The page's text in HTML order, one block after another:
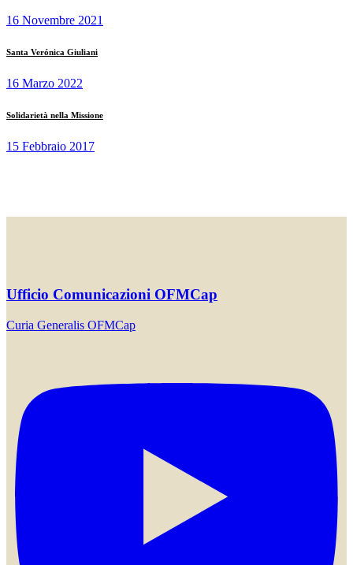
16 Novembre 2021
Santa Verónica Giuliani
16 Marzo 2022
Solidarietà nella Missione
15 Febbraio 2017
Ufficio Comunicazioni OFMCap
Curia Generalis OFMCap